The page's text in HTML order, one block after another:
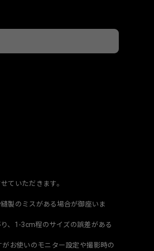
ていただきます。
製のミスがある場合が御座いま
、1-3cm程のサイズの誤差がある
お使いのモニター設定や撮影時の